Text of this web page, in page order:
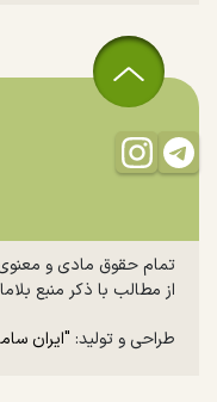
تمام حقوق مادی و
از مطالب با ذکر منبع
طراحی و تولید: "ایران